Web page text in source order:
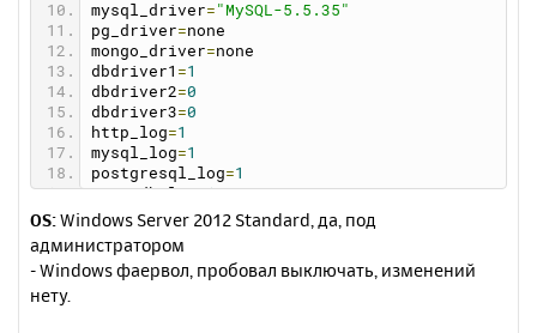
mysql_driver= "MySQL-5.5.35"
pg_driver=none
mongo_driver=none
dbdriver1 =1
dbdriver2=0
dbdriver3=0
http_log=1
mysql_log=1
postgresql_log=1
mongodb_log=1
dns_log=1
debugmail=
mysqlcharset =utf8_general_ci
OS:Windows Server 2012 Standard, да, под
администратором
- Windows фаервол, пробовал выключать, изменений
нету.